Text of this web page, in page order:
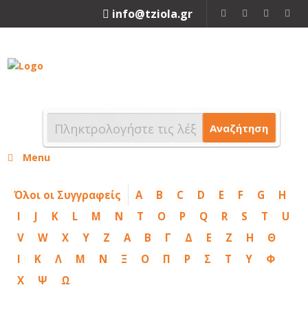
info@tziola.gr
Αναζήτηση
Menu
Όλοι οι Συγγραφείς A B C D E F G
H
I
J K L M N T O P Q R S T
U
V
W X Y Z Α Β Γ Δ Ε Ζ Η
Θ
Ι
Κ Λ Μ Ν Ξ Ο Π Ρ Σ Τ Υ
Φ
Χ
Ψ Ω